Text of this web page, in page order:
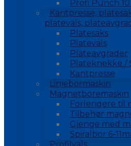
Profi Punch
Kantpresse,
platevals,
Platesaks
Platevals
Plateavgrader
Plateknekke /
Kantpresse
Linjebormaskin
Magnetboremaskin
Forlengere til
Tilbehør
Gjenge med
Spiralbor 6-